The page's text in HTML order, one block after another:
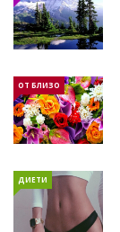
ОТ БЛИЗО
ДИЕТИ